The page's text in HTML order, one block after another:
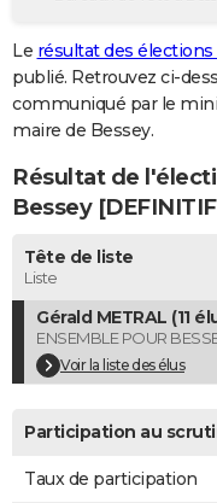
GUIDES D'ACHAT
BONS PLANS
CARTE DE VOEUX
Carte de Noël
Carte Bonne année
Carte Saint-Valentin
Carte Pâques
Carte d'anniversaire
DICTIONNAIRE
Dictionnaire
Biographies
Citations
Expressions
Proverbes
PROGRAMME TV
COPAINS D'AVANT
S'inscrire
Se connecter
Lycées
Collèges
Primaires
Universités
Entreprises
Service militaire
Avis de recherche
AVIS DE DÉCÈS
FORUM
Le résultat des
publié. Retrouvez ci-
communiqué par le
maire de Bessey.
Résultat de
Bessey
Tête de liste
Liste
Gérald METRAL (11
ENSEMBLE POUR
Voir la liste des élus
Participation au
Taux de participation